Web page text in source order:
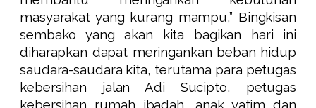
masyarakat yang kurang mampu,” Bingkisan
sembako yang akan kita bagikan hari ini
diharapkan dapat meringankan beban hidup
saudara-saudara kita, terutama para petugas
kebersihan jalan Adi Sucipto, petugas
kebersihan rumah ibadah, anak yatim dan